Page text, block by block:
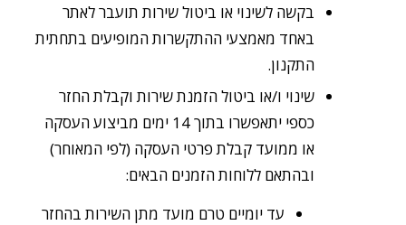
בקשה לשינוי או ביטול שירות תועבר לאתר
באחד מאמצעי ההתקשרות המופיעים בתחתית
התקנון.
שינוי ו/או ביטול הזמנת שירות וקבלת החזר
כספי יתאפשרו בתוך 14 ימים מביצוע העסקה
או ממועד קבלת פרטי העסקה (לפי המאוחר)
ובהתאם ללוחות הזמנים הבאים:
עד יומיים טרם מועד מתן השירות בהחזר